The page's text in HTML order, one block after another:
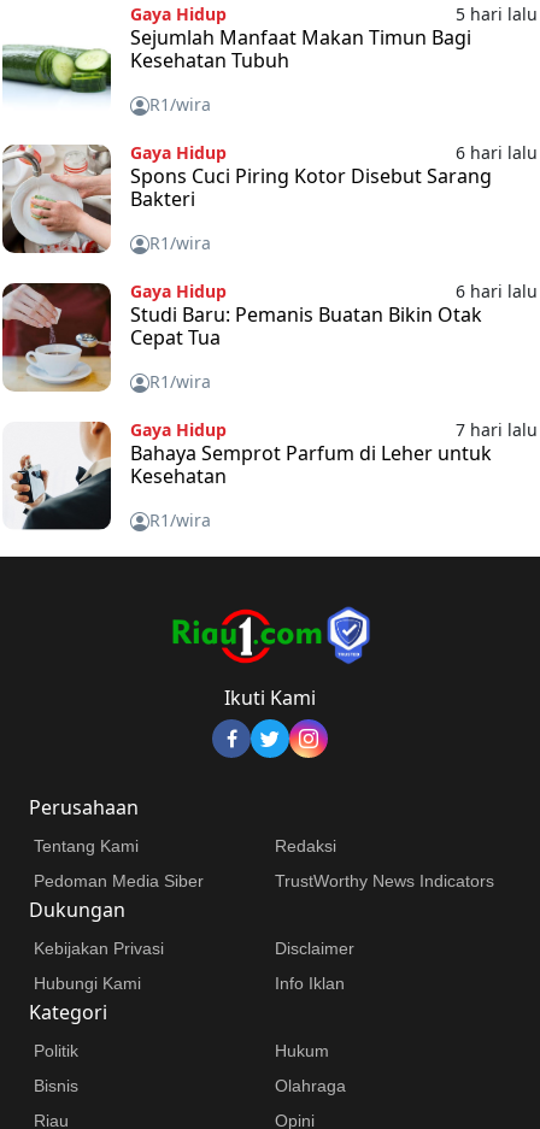
Gaya Hidup 5 hari lalu
Sejumlah Manfaat Makan Timun Bagi
Kesehatan Tubuh
R1/wira
Gaya Hidup 6 hari lalu
Spons Cuci Piring Kotor Disebut Sarang
Bakteri
R1/wira
Gaya Hidup 6 hari lalu
Studi Baru: Pemanis Buatan Bikin Otak
Cepat Tua
R1/wira
Gaya Hidup 7 hari lalu
Bahaya Semprot Parfum di Leher untuk
Kesehatan
R1/wira
Ikuti Kami
Perusahaan
Tentang Kami
Redaksi
Pedoman Media Siber
TrustWorthy News Indicators
Dukungan
Kebijakan Privasi
Disclaimer
Hubungi Kami
Info Iklan
Kategori
Politik
Hukum
Bisnis
Olahraga
Riau
Opini